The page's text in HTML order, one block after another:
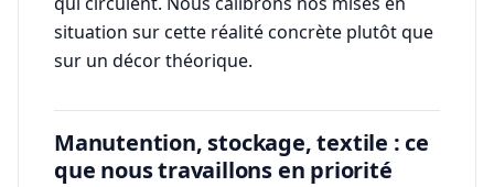
situation sur cette réalité concrète plutôt que
sur un décor théorique.
Manutention, stockage, textile : ce
que nous travaillons en priorité